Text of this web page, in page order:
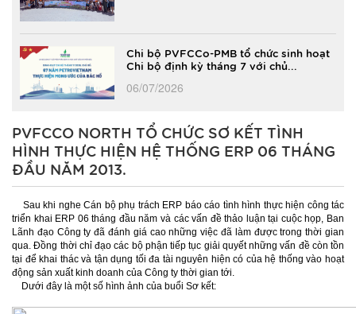
Chi bộ PVFCCo-PMB tổ chức sinh hoạt
Chi bộ định kỳ tháng 7 với chủ...
06/07/2026
PVFCCO NORTH TỔ CHỨC SƠ KẾT TÌNH
HÌNH THỰC HIỆN HỆ THỐNG ERP 06 THÁNG
ĐẦU NĂM 2013.
Sau khi nghe Cán bộ phụ trách ERP báo cáo tình hình thực hiện công tác
triển khai ERP 06 tháng đầu năm và các vấn đề thảo luận tại cuộc họp, Ban
Lãnh đạo Công ty đã đánh giá cao những việc đã làm được trong thời gian
qua. Đồng thời chỉ đạo các bộ phận tiếp tục giải quyết những vấn đề còn tồn
tại để khai thác và tận dụng tối đa tài nguyên hiện có của hệ thống vào hoạt
động sản xuất kinh doanh của Công ty thời gian tới.
Dưới đây là một số hình ảnh của buổi Sơ kết: